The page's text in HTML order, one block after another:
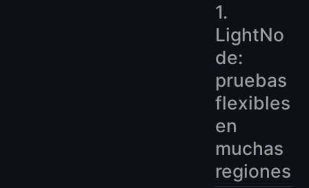
1.
LightNo
de:
pruebas
flexibles
en
muchas
regiones